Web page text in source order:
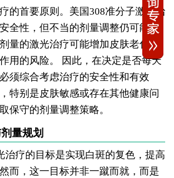
的首要原则。美国308准分子激光治
全性，但不当的剂量调整仍可能带
量的激光治疗可能增加皮肤老化、
用的风险。
因此，在决定是否每天
须综合考虑治疗的安全性和有效
特别是皮肤敏感或存在其他健康问
保守的剂量调整策略。
量规划
治疗的目标是实现白斑的复色，提高
而，这一目标并非一蹴而就，而是